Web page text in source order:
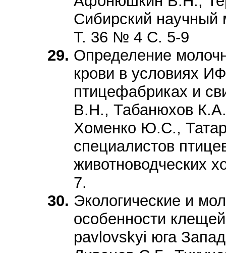
Сибирский научный
Т. 36 № 4 С. 5-9
Определение
крови в условиях
птицефабриках и
В.Н., Табанюхов
Хоменко Ю.С.,
специалистов
животноводческих
7.
Экологические и
особенности
pavlovskyi юга